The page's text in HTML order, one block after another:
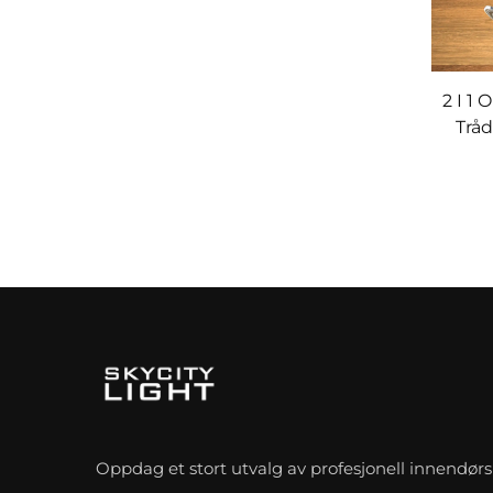
2 I 1
Oppdag et stort utvalg av profesjonell